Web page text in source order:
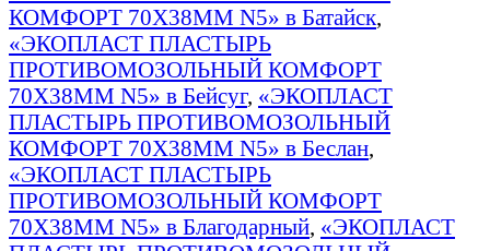
КОМФОРТ 70Х38ММ N5» в Батайск,
«ЭКОПЛАСТ ПЛАСТЫРЬ
ПРОТИВОМОЗОЛЬНЫЙ КОМФОРТ
70Х38ММ N5» в Бейсуг, «ЭКОПЛАСТ
ПЛАСТЫРЬ ПРОТИВОМОЗОЛЬНЫЙ
КОМФОРТ 70Х38ММ N5» в Беслан,
«ЭКОПЛАСТ ПЛАСТЫРЬ
ПРОТИВОМОЗОЛЬНЫЙ КОМФОРТ
70Х38ММ N5» в Благодарный, «ЭКОПЛАСТ